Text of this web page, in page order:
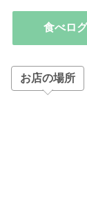
食べロ
お店の場所